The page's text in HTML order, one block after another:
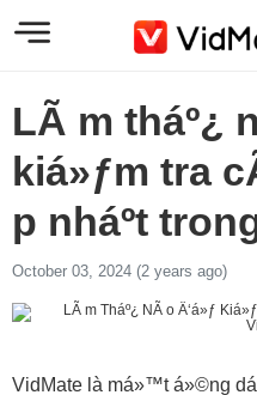
LÃ m tháº¿
kiá»ƒm tra
p nháº­t
October 03, 2024 (2 years ago)
VidMate là má»™t á»©ng